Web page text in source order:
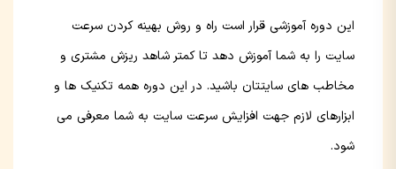
این دوره آموزشی قرار است راه و روش بهینه کردن سرعت
سایت را به شما آموزش دهد تا کمتر شاهد ریزش مشتری و
مخاطب های سایتتان باشید. در این دوره همه تکنیک ها و
ابزارهای لازم جهت افزایش سرعت سایت به شما معرفی می
شود.